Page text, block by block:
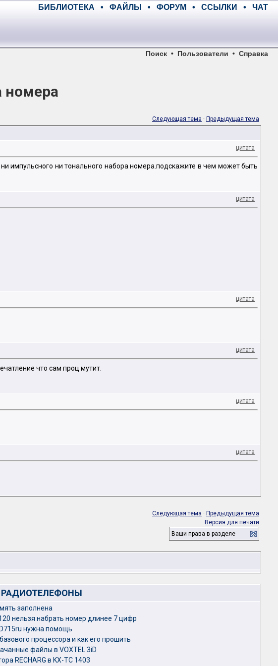
БИБЛИОТЕКА • ФАЙЛЫ • ФОРУМ • ССЫЛКИ • ЧАТ
Поиск • Пользователи • Справка
номера
Следующая тема · Предыдущая тема
цитата
импульсного ни тонального набора номера.подскажите в чем может быть
цитата
цитата
цитата
что сам проц мутит.
цитата
цитата
Следующая тема · Предыдущая тема
Версия для печати
Ваши права в разделе
заполнена
нельзя набрать номер длинее 7 цифр
нужна помощь
процессора и как его прошить
файлы в VOXTEL 3iD
RECHARG в KX-TC 1403